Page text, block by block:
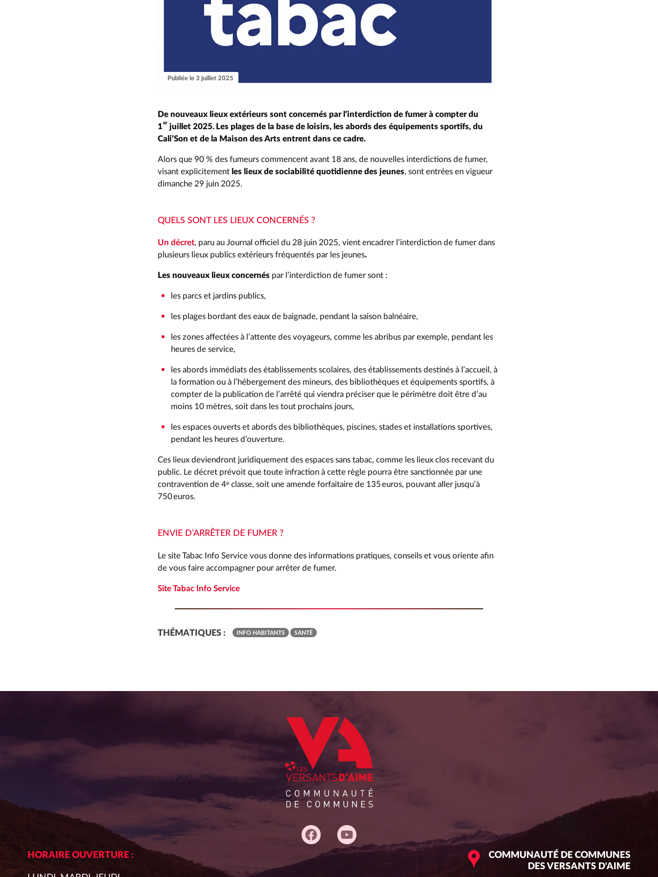
Publiée le 3 juillet 2025
De nouveaux lieux extérieurs sont concernés par l’interdiction de fumer à compter du
1 er juillet 2025. Les plages de la base de loisirs, les abords des équipements sportifs, du
Cali’Son et de la Maison des Arts entrent dans ce cadre.
Alors que 90 % des fumeurs commencent avant 18 ans, de nouvelles interdictions de fumer,
visant explicitement les lieux de sociabilité quotidienne des jeunes, sont entrées en vigueur
dimanche 29 juin 2025.
QUELS SONT LES LIEUX CONCERNÉS ?
Un décret, paru au Journal officiel du 28 juin 2025, vient encadrer l’interdiction de fumer dans
plusieurs lieux publics extérieurs fréquentés par les jeunes.
Les nouveaux lieux concernés par l’interdiction de fumer sont :
les parcs et jardins publics,
les plages bordant des eaux de baignade, pendant la saison balnéaire,
les zones affectées à l’attente des voyageurs, comme les abribus par exemple, pendant les
heures de service,
les abords immédiats des établissements scolaires, des établissements destinés à l’accueil, à
la formation ou à l’hébergement des mineurs, des bibliothèques et équipements sportifs, à
compter de la publication de l’arrêté qui viendra préciser que le périmètre doit être d’au
moins 10 mètres, soit dans les tout prochains jours,
les espaces ouverts et abords des bibliothèques, piscines, stades et installations sportives,
pendant les heures d’ouverture.
Ces lieux deviendront juridiquement des espaces sans tabac, comme les lieux clos recevant du
public. Le décret prévoit que toute infraction à cette règle pourra être sanctionnée par une
contravention de 4ᵉ classe, soit une amende forfaitaire de 135 euros, pouvant aller jusqu’à
750 euros.
ENVIE D’ARRÊTER DE FUMER ?
Le site Tabac Info Service vous donne des informations pratiques, conseils et vous oriente afin
de vous faire accompagner pour arrêter de fumer.
Site Tabac Info Service
THÉMATIQUES : INFO HABITANTS SANTÉ
HORAIRE OUVERTURE :
COMMUNAUTÉ DE COMMUNES
DES VERSANTS D'AIME